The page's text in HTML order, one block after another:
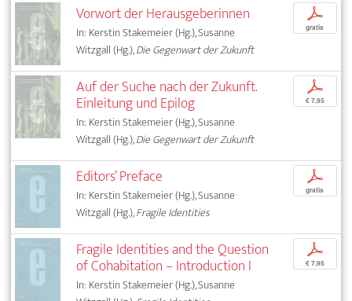
Vorwort der Herausgeberinnen
In: Kerstin Stakemeier (Hg.), Susanne
Witzgall (Hg.),Die Gegenwart der Zukunft
p
gratis
Auf der Suche nach der Zukunft.
Einleitung und Epilog
In: Kerstin Stakemeier (Hg.), Susanne
Witzgall (Hg.),Die Gegenwart der Zukunft
p
€ 7,95
Editors’ Preface
In: Kerstin Stakemeier (Hg.), Susanne
Witzgall (Hg.),Fragile Identities
p
gratis
Fragile Identities and the Question
of Cohabitation – Introduction I
In: Kerstin Stakemeier (Hg.), Susanne
p
€ 7,95